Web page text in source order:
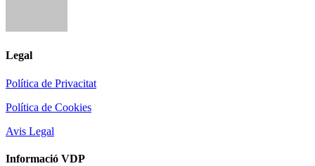
Legal
Política de Privacitat
Política de Cookies
Avis Legal
Informació VDP